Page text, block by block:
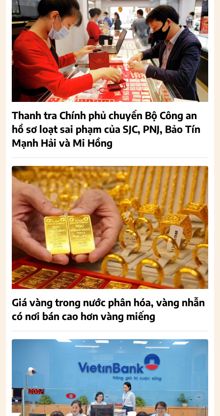
Thanh tra Chính phủ chuyển Bộ Công an
hồ sơ loạt sai phạm của SJC, PNJ, Bảo Tín
Mạnh Hải và Mi Hồng
Giá vàng trong nước phân hóa, vàng nhẫn
có nơi bán cao hơn vàng miếng